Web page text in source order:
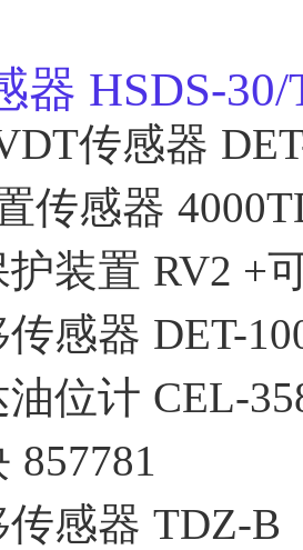
器 HSDS-30/
传感器
传感器
装置 RV2 +
感器 DET-
位计 CEL-
857781
感器 TDZ-B